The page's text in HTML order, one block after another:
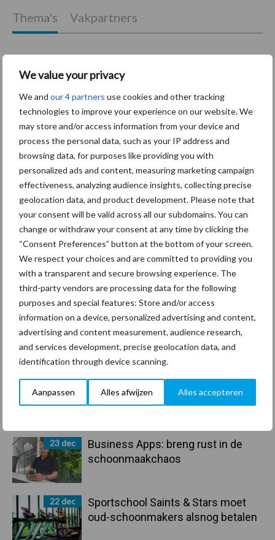
We value your privacy
We and our 4 partners use cookies and other tracking
technologies to improve your experience on our website. We
may store and/or access information from your device and
process the personal data, such as your IP address and
browsing data, for purposes like providing you with
personalized ads and content, measuring marketing campaign
effectiveness, analyzing audience insights, collecting precise
geolocation data, and product development. Please note that
your consent will be valid across all our subdomains. You can
change or withdraw your consent at any time by clicking the
“Consent Preferences” button at the bottom of your screen.
We respect your choices and are committed to providing you
with a transparent and secure browsing experience. The
third-party vendors are processing data for the following
purposes and special features: Store and/or access
information on a device, personalized advertising and content,
advertising and content measurement, audience research,
and services development, precise geolocation data, and
identification through device scanning.
Aanpassen Alles afwijzen Alles accepteren
Primaire
Sidebar
Recent nieuws Partner nieuws
30 dec
Hervorming flexibele
arbeidscontracten kent mitsen en
maren
29 dec
Freddy van de Ridder Cleaners:
“Glazenwassen zit in m’n bloed,
maar innoveren is mijn toekomst”
vrienden voor het leven
23 dec
Business Apps: breng rust in de
schoonmaakchaos
22 dec
Sportschool Saints & Stars moet
oud-schoonmakers alsnog betalen
Thema's Vakpartners
Coronavirus
Toon meer